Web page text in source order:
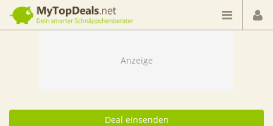
Dein smarter Schnäppchenberater
Deal einsenden